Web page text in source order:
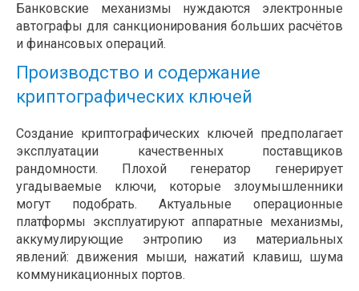
Банковские механизмы нуждаются электронные
автографы для санкционирования больших расчётов
и финансовых операций.
Производство и содержание
криптографических ключей
Создание криптографических ключей предполагает
эксплуатации качественных поставщиков
рандомности. Плохой генератор генерирует
угадываемые ключи, которые злоумышленники
могут подобрать. Актуальные операционные
платформы эксплуатируют аппаратные механизмы,
аккумулирующие энтропию из материальных
явлений: движения мыши, нажатий клавиш, шума
коммуникационных портов.